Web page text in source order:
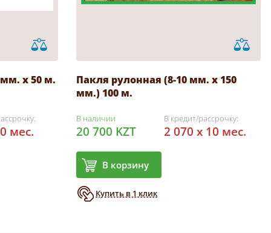
х 50 м.
мес.
Пакля рулонная (8-10 мм. х 150
мм.) 100 м.
В наличии
20 700 KZT
В корзину
Купить в 1 клик
В кредит/рассрочку:
2 070 x 10 мес.